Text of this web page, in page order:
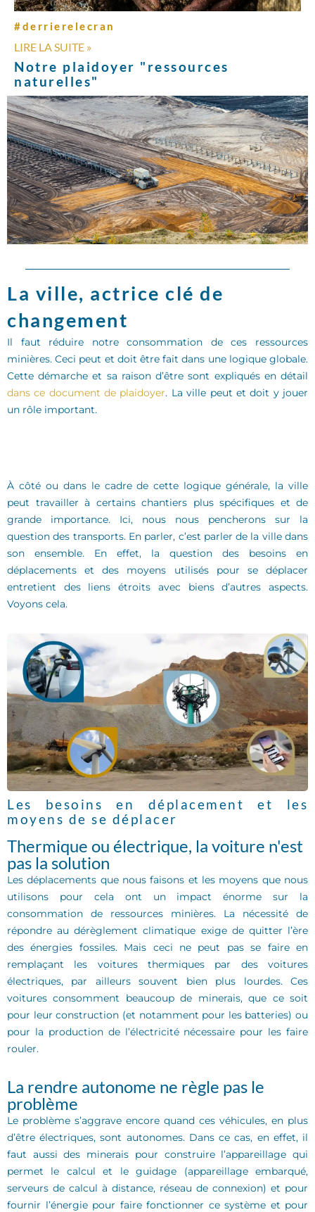
#derrierelecran
LIRE LA SUITE »
Notre plaidoyer "ressources
naturelles"
Plaidoyer
ressources
naturelles
La ville, actrice clé de
changement
Il faut réduire notre consommation de ces ressources
minières. Ceci peut et doit être fait dans une logique globale.
Cette démarche et sa raison d’être sont expliqués en détail
dans ce document de plaidoyer. La ville peut et doit y jouer
un rôle important.
À côté ou dans le cadre de cette logique générale, la ville
peut travailler à certains chantiers plus spécifiques et de
grande importance. Ici, nous nous pencherons sur la
question des transports. En parler, c’est parler de la ville dans
son ensemble. En effet, la question des besoins en
déplacements et des moyens utilisés pour se déplacer
entretient des liens étroits avec biens d’autres aspects.
Voyons cela.
Les besoins en déplacement et les
moyens de se déplacer
Thermique ou électrique, la voiture n'est
pas la solution
Les déplacements que nous faisons et les moyens que nous
utilisons pour cela ont un impact énorme sur la
consommation de ressources minières. La nécessité de
répondre au dérèglement climatique exige de quitter l’ère
des énergies fossiles. Mais ceci ne peut pas se faire en
remplaçant les voitures thermiques par des voitures
électriques, par ailleurs souvent bien plus lourdes. Ces
voitures consomment beaucoup de minerais, que ce soit
pour leur construction (et notamment pour les batteries) ou
pour la production de l’électricité nécessaire pour les faire
rouler.
La rendre autonome ne règle pas le
problème
Le problème s’aggrave encore quand ces véhicules, en plus
d’être électriques, sont autonomes. Dans ce cas, en effet, il
faut aussi des minerais pour construire l’appareillage qui
permet le calcul et le guidage (appareillage embarqué,
serveurs de calcul à distance, réseau de connexion) et pour
fournir l’énergie pour faire fonctionner ce système et pour